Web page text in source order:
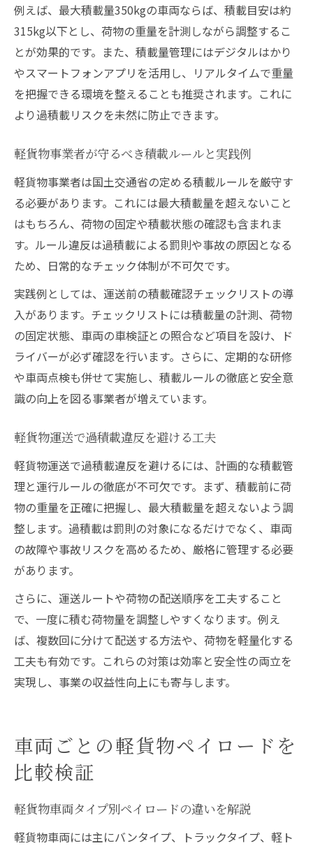
例えば、最大積載量350kgの車両ならば、積載目安は約
315kg以下とし、荷物の重量を計測しながら調整するこ
とが効果的です。また、積載量管理にはデジタルはかり
やスマートフォンアプリを活用し、リアルタイムで重量
を把握できる環境を整えることも推奨されます。これに
より過積載リスクを未然に防止できます。
軽貨物事業者が守るべき積載ルールと実践例
軽貨物事業者は国土交通省の定める積載ルールを厳守す
る必要があります。これには最大積載量を超えないこと
はもちろん、荷物の固定や積載状態の確認も含まれま
す。ルール違反は過積載による罰則や事故の原因となる
ため、日常的なチェック体制が不可欠です。
実践例としては、運送前の積載確認チェックリストの導
入があります。チェックリストには積載量の計測、荷物
の固定状態、車両の車検証との照合など項目を設け、ド
ライバーが必ず確認を行います。さらに、定期的な研修
や車両点検も併せて実施し、積載ルールの徹底と安全意
識の向上を図る事業者が増えています。
軽貨物運送で過積載違反を避ける工夫
軽貨物運送で過積載違反を避けるには、計画的な積載管
理と運行ルールの徹底が不可欠です。まず、積載前に荷
物の重量を正確に把握し、最大積載量を超えないよう調
整します。過積載は罰則の対象になるだけでなく、車両
の故障や事故リスクを高めるため、厳格に管理する必要
があります。
さらに、運送ルートや荷物の配送順序を工夫すること
で、一度に積む荷物量を調整しやすくなります。例え
ば、複数回に分けて配送する方法や、荷物を軽量化する
工夫も有効です。これらの対策は効率と安全性の両立を
実現し、事業の収益性向上にも寄与します。
車両ごとの軽貨物ペイロードを
比較検証
軽貨物車両タイプ別ペイロードの違いを解説
軽貨物車両には主にバンタイプ、トラックタイプ、軽ト